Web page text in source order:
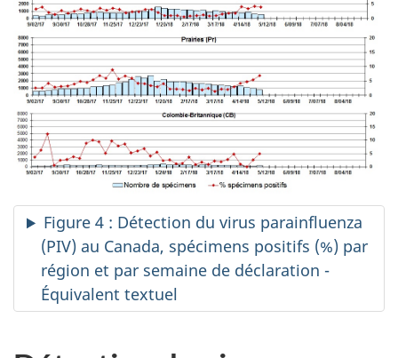
Figure 4 : Détection du virus parainfluenza
(PIV) au Canada, spécimens positifs (%) par
région et par semaine de déclaration -
Équivalent textuel